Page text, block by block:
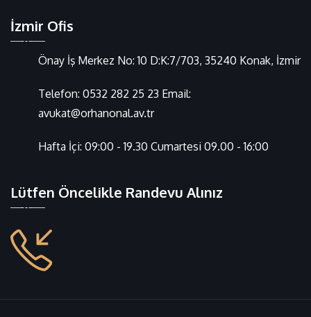
İzmir Ofis
Önay İş Merkez No: 10 D:K:7/703, 35240 Konak, İzmir
Telefon: 0532 282 25 23 Email:
avukat@orhanonal.av.tr
Hafta İçi: 09:00 - 19.30 Cumartesi 09.00 - 16:00
Lütfen Öncelikle Randevu Alınız